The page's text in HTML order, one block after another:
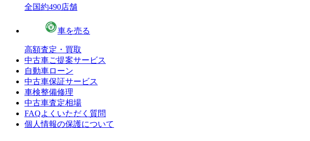
全国約490店舗
車を売る
高額査定・買取
中古車ご提案サービス
自動車ローン
中古車保証サービス
車検整備修理
中古車査定相場
FAQよくいただく質問
個人情報の保護について